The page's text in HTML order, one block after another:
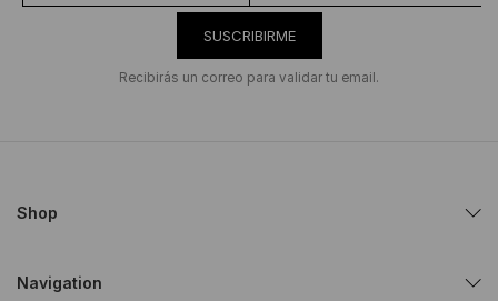
SUSCRIBIRME
Recibirás un correo para validar tu email.
Shop
Navigation